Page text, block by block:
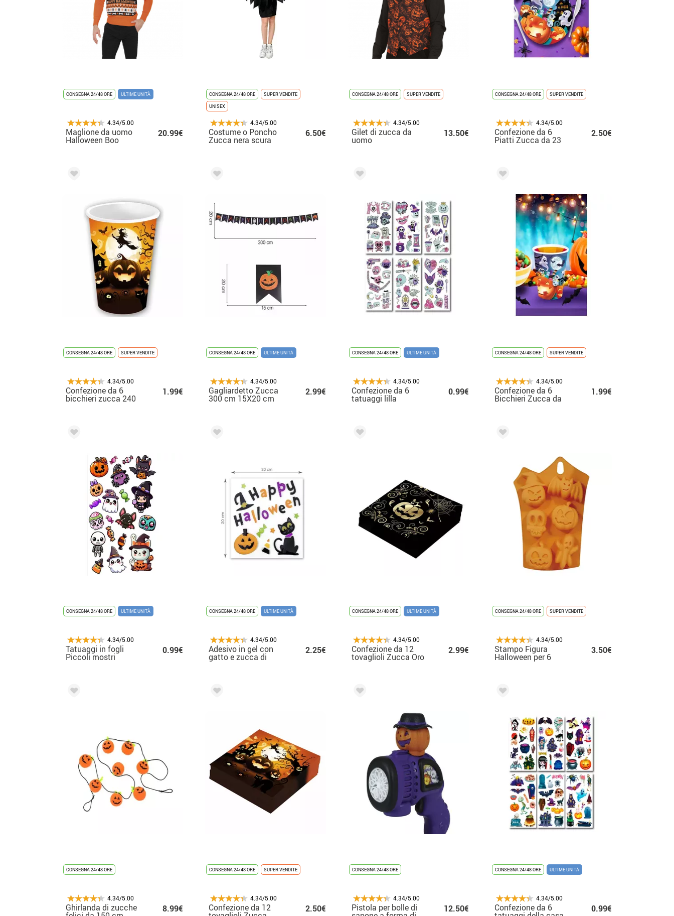
CONSEGNA 24/48 ORE ULTIME UNITÀ
4.34/5.00
Maglione da uomo
Halloween Boo
20.99€
CONSEGNA 24/48 ORE
SUPER VENDITE
UNISEX
4.34/5.00
Costume o Poncho
Zucca nera scura
6.50€
CONSEGNA 24/48 ORE SUPER VENDITE
4.34/5.00
Gilet di zucca da
uomo
13.50€
CONSEGNA 24/48 ORE SUPER VENDITE
4.34/5.00
Confezione da 6
Piatti Zucca da 23
2.50€
CONSEGNA 24/48 ORE SUPER VENDITE
4.34/5.00
Confezione da 6
bicchieri zucca 240
1.99€
CONSEGNA 24/48 ORE ULTIME UNITÀ
4.34/5.00
Gagliardetto Zucca
300 cm 15X20 cm
2.99€
CONSEGNA 24/48 ORE ULTIME UNITÀ
4.34/5.00
Confezione da 6
tatuaggi lilla
luminescenti in
0.99€
CONSEGNA 24/48 ORE SUPER VENDITE
4.34/5.00
Confezione da 6
Bicchieri Zucca da
1.99€
CONSEGNA 24/48 ORE ULTIME UNITÀ
4.34/5.00
Tatuaggi in fogli
Piccoli mostri
0.99€
CONSEGNA 24/48 ORE ULTIME UNITÀ
4.34/5.00
Adesivo in gel con
gatto e zucca di
Happy Halloween
2.25€
CONSEGNA 24/48 ORE ULTIME UNITÀ
4.34/5.00
Confezione da 12
tovaglioli Zucca Oro
33X33 cm
2.99€
CONSEGNA 24/48 ORE SUPER VENDITE
4.34/5.00
Stampo Figura
Halloween per 6
Biscotti da 23x15 cm
3.50€
CONSEGNA 24/48 ORE
4.34/5.00
Ghirlanda di zucche 8.99€
CONSEGNA 24/48 ORE SUPER VENDITE
4.34/5.00
Confezione da 12 2.50€
CONSEGNA 24/48 ORE
4.34/5.00
Pistola per bolle di 12.50€
CONSEGNA 24/48 ORE ULTIME UNITÀ
4.34/5.00
Confezione da 6 0.99€